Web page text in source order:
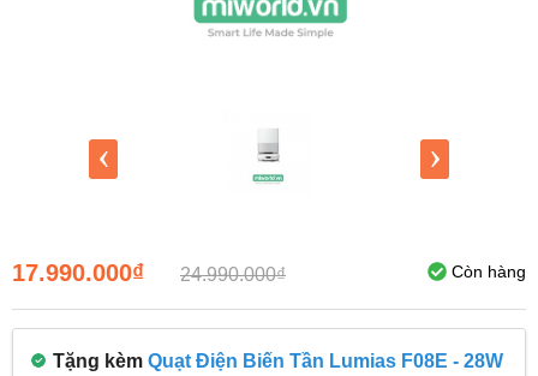
‹ ›
17.990.000₫ 24.990.000₫ Còn hàng
Tặng kèm Quạt Điện Biến Tần Lumias F08E - 28W